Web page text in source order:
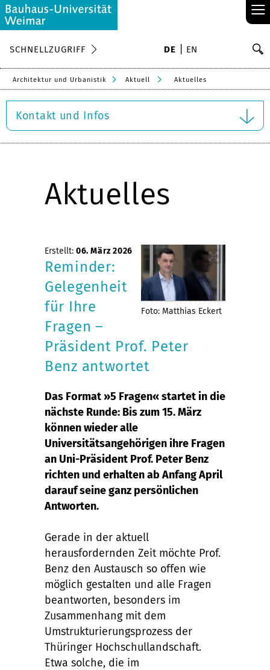
≡
SCHNELLZUGRIFF DE EN
Architektur und Urbanistik Aktuell Aktuelles
Kontakt und Infos
Aktuelles
Foto: Matthias Eckert
Erstellt: 06. März 2026
Reminder:
Gelegenheit
für Ihre
Fragen –
Präsident Prof. Peter
Benz antwortet
Das Format »5 Fragen« startet in die
nächste Runde: Bis zum 15. März
können wieder alle
Universitätsangehörigen ihre Fragen
an Uni-Präsident Prof. Peter Benz
richten und erhalten ab Anfang April
darauf seine ganz persönlichen
Antworten.
Gerade in der aktuell
herausfordernden Zeit möchte Prof.
Benz den Austausch so offen wie
möglich gestalten und alle Fragen
beantworten, besonders im
Zusammenhang mit dem
Umstrukturierungsprozess der
Thüringer Hochschullandschaft.
Etwa solche, die im